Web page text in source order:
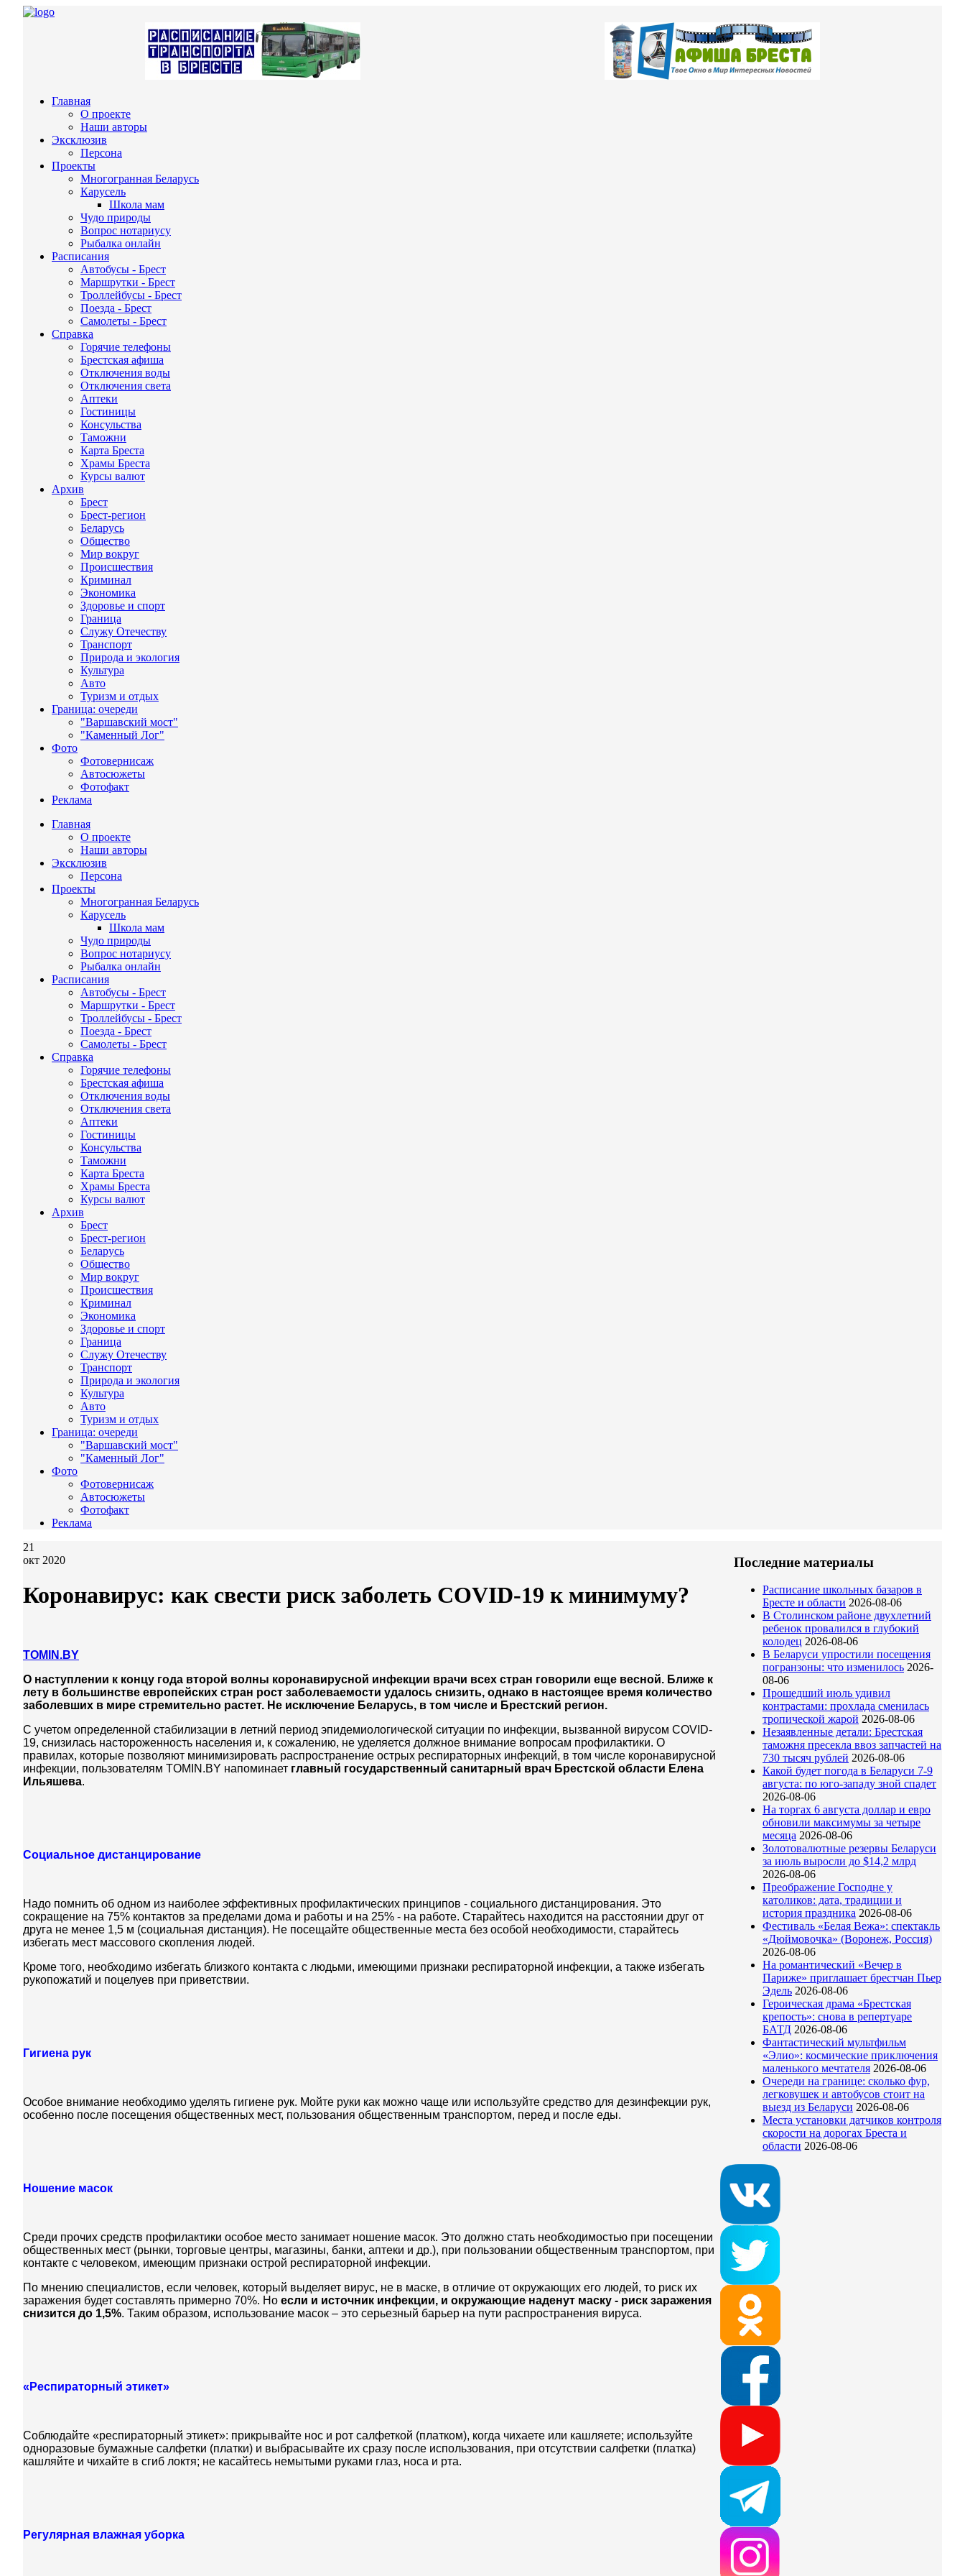
Главная
О проекте
Наши авторы
Эксклюзив
Персона
Проекты
Многогранная Беларусь
Карусель
Школа мам
Чудо природы
Вопрос нотариусу
Рыбалка онлайн
Расписания
Автобусы - Брест
Маршрутки - Брест
Троллейбусы - Брест
Поезда - Брест
Самолеты - Брест
Справка
Горячие телефоны
Брестская афиша
Отключения воды
Отключения света
Аптеки
Гостиницы
Консульства
Таможни
Карта Бреста
Храмы Бреста
Курсы валют
Архив
Брест
Брест-регион
Беларусь
Общество
Мир вокруг
Происшествия
Криминал
Экономика
Здоровье и спорт
Граница
Служу Отечеству
Транспорт
Природа и экология
Культура
Авто
Туризм и отдых
Граница: очереди
"Варшавский мост"
"Каменный Лог"
Фото
Фотовернисаж
Автосюжеты
Фотофакт
Реклама
Главная
О проекте
Наши авторы
Эксклюзив
Персона
Проекты
Многогранная Беларусь
Карусель
Школа мам
Чудо природы
Вопрос нотариусу
Рыбалка онлайн
Расписания
Автобусы - Брест
Маршрутки - Брест
Троллейбусы - Брест
Поезда - Брест
Самолеты - Брест
Справка
Горячие телефоны
Брестская афиша
Отключения воды
Отключения света
Аптеки
Гостиницы
Консульства
Таможни
Карта Бреста
Храмы Бреста
Курсы валют
Архив
Брест
Брест-регион
Беларусь
Общество
Мир вокруг
Происшествия
Криминал
Экономика
Здоровье и спорт
Граница
Служу Отечеству
Транспорт
Природа и экология
Культура
Авто
Туризм и отдых
Граница: очереди
"Варшавский мост"
"Каменный Лог"
Фото
Фотовернисаж
Автосюжеты
Фотофакт
Реклама
21
окт 2020
Коронавирус: как свести риск заболеть COVID-19 к минимуму?
TOMIN.BY
О наступлении к концу года второй волны коронавирусной инфекции врачи всех стран говорили еще весной. Ближе к
лету в большинстве европейских стран рост заболеваемости удалось снизить, однако в настоящее время количество
заболевших в мире стремительно растет. Не исключение Беларусь, в том числе и Брестский регион.
С учетом определенной стабилизации в летний период эпидемиологической ситуации по инфекции, вызванной вирусом COVID-
19, снизилась настороженность населения и, к сожалению, не уделяется должное внимание вопросам профилактики. О
правилах, которые позволяют минимизировать распространение острых респираторных инфекций, в том числе коронавирусной
инфекции, пользователям TOMIN.BY напоминает главный государственный санитарный врач Брестской области Елена
Ильяшева.
Социальное дистанцирование
Надо помнить об одном из наиболее эффективных профилактических принципов - социального дистанцирования. Это
сокращение на 75% контактов за пределами дома и работы и на 25% - на работе. Старайтесь находится на расстоянии друг от
друга не менее 1,5 м (социальная дистанция). Не посещайте общественные места без особой необходимости, старайтесь
избегать мест массового скопления людей.
Кроме того, необходимо избегать близкого контакта с людьми, имеющими признаки респираторной инфекции, а также избегать
рукопожатий и поцелуев при приветствии.
Гигиена рук
Особое внимание необходимо уделять гигиене рук. Мойте руки как можно чаще или используйте средство для дезинфекции рук,
особенно после посещения общественных мест, пользования общественным транспортом, перед и после еды.
Ношение масок
Среди прочих средств профилактики особое место занимает ношение масок. Это должно стать необходимостью при посещении
общественных мест (рынки, торговые центры, магазины, банки, аптеки и др.), при пользовании общественным транспортом, при
контакте с человеком, имеющим признаки острой респираторной инфекции.
По мнению специалистов, если человек, который выделяет вирус, не в маске, в отличие от окружающих его людей, то риск их
заражения будет составлять примерно 70%. Но если и источник инфекции, и окружающие наденут маску - риск заражения
снизится до 1,5%. Таким образом, использование масок – это серьезный барьер на пути распространения вируса.
«Респираторный этикет»
Соблюдайте «респираторный этикет»: прикрывайте нос и рот салфеткой (платком), когда чихаете или кашляете; используйте
одноразовые бумажные салфетки (платки) и выбрасывайте их сразу после использования, при отсутствии салфетки (платка)
кашляйте и чихайте в сгиб локтя; не касайтесь немытыми руками глаз, носа и рта.
Регулярная влажная уборка
Последние материалы
Расписание школьных базаров в
Бресте и области 2026-08-06
В Столинском районе двухлетний
ребенок провалился в глубокий
колодец 2026-08-06
В Беларуси упростили посещения
погранзоны: что изменилось 2026-
08-06
Прошедший июль удивил
контрастами: прохлада сменилась
тропической жарой 2026-08-06
Незаявленные детали: Брестская
таможня пресекла ввоз запчастей на
730 тысяч рублей 2026-08-06
Какой будет погода в Беларуси 7-9
августа: по юго-западу зной спадет
2026-08-06
На торгах 6 августа доллар и евро
обновили максимумы за четыре
месяца 2026-08-06
Золотовалютные резервы Беларуси
за июль выросли до $14,2 млрд
2026-08-06
Преображение Господне у
католиков: дата, традиции и
история праздника 2026-08-06
Фестиваль «Белая Вежа»: спектакль
«Дюймовочка» (Воронеж, Россия)
2026-08-06
На романтический «Вечер в
Париже» приглашает брестчан Пьер
Эдель 2026-08-06
Героическая драма «Брестская
крепость»: снова в репертуаре
БАТД 2026-08-06
Фантастический мультфильм
«Элио»: космические приключения
маленького мечтателя 2026-08-06
Очереди на границе: сколько фур,
легковушек и автобусов стоит на
выезд из Беларуси 2026-08-06
Места установки датчиков контроля
скорости на дорогах Бреста и
области 2026-08-06